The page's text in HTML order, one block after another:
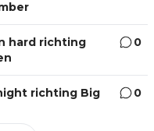
hard richting
0
richting Big
0